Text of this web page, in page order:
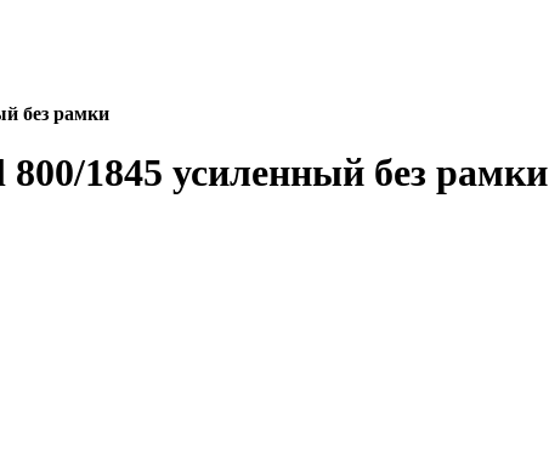
без рамки
1845 усиленный без рамки